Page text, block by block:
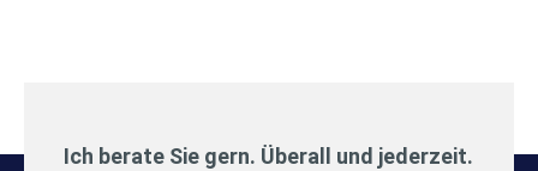
Ich berate Sie gern. Überall und jederzeit.